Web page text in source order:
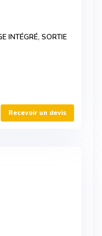
INTÉGRÉ, SORTIE
Recevoir un devis